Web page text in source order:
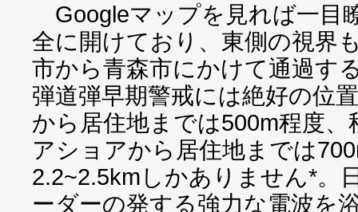
Googleマップを見れば一目
全に開けており、東側の視界
市から青森市にかけて通過す
弾道弾早期警戒には絶好の位
から居住地までは500m程度
アショアから居住地までは
2.2~2.5kmしかありません*。
ーダーの発する強力な電波を